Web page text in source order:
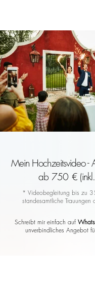
Mein Hochzeitsvideo -
ab 750 €
* Videobegleitung bis zu 3
standesamtliche Trauungen
Schreibt mir einfach auf
unverbindliches Angebot